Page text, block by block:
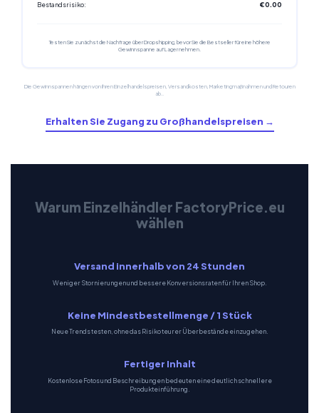
Bestandsrisiko: €0.00
Testen Sie zunächst die Nachfrage über Dropshipping, bevor Sie die Bestseller für eine höhere
Gewinnspanne auf Lager nehmen.
Die Gewinnspannen hängen von Ihren Einzelhandelspreisen, Versandkosten, Marketingmaßnahmen und Retouren
ab..
Erhalten Sie Zugang zu Großhandelspreisen →
Warum Einzelhändler FactoryPrice.eu
wählen
Versand innerhalb von 24 Stunden
Weniger Stornierungen und bessere Konversionsraten für Ihren Shop.
Keine Mindestbestellmenge / 1 Stück
Neue Trends testen, ohne das Risiko teurer Überbestände einzugehen.
Fertiger Inhalt
Kostenlose Fotos und Beschreibungen bedeuten eine deutlich schnellere
Produkteinführung.